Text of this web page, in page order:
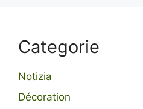
Categorie
Notizia
Décoration